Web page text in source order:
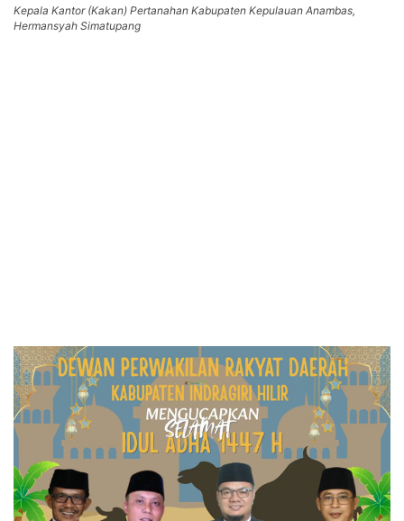
Kepala Kantor (Kakan) Pertanahan Kabupaten Kepulauan Anambas,
Hermansyah Simatupang